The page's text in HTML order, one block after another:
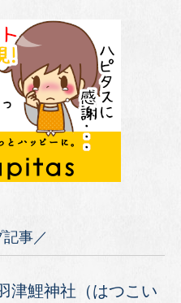
事／
津鯉神社（はつこい